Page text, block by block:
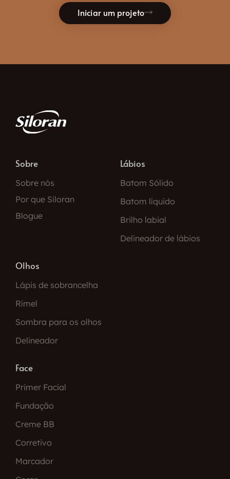
Iniciar um projeto
Sobre
Sobre nós
Por que Siloran
Blogue
Lábios
Batom Sólido
Batom líquido
Brilho labial
Delineador de lábios
Olhos
Lápis de sobrancelha
Rímel
Sombra para os olhos
Delineador
Face
Primer Facial
Fundação
Creme BB
Corretivo
Marcador